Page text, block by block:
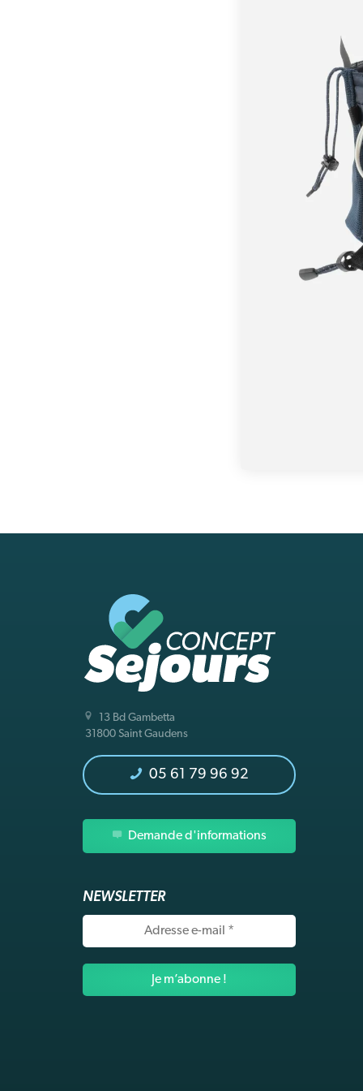
13 Bd Gambetta
31800 Saint Gaudens
05 61 79 96 92
Demande d'informations
NEWSLETTER
Adresse
*